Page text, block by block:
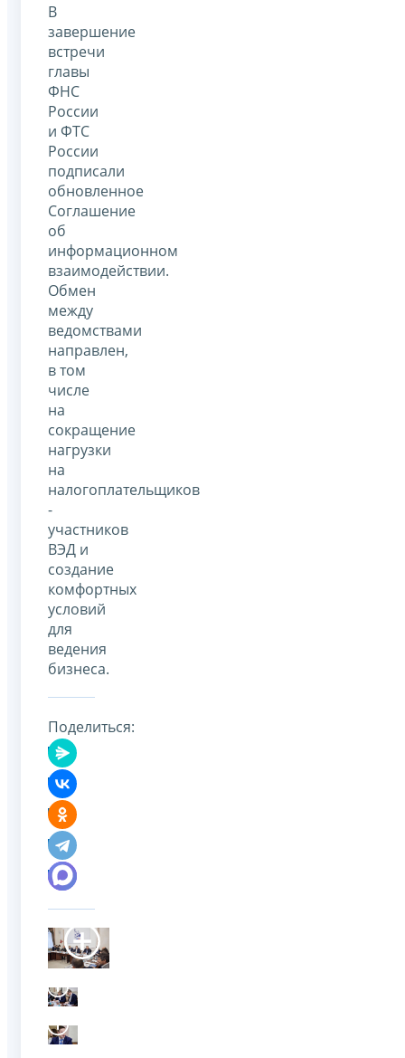
В
завершение
встречи
главы
ФНС
России
и ФТС
России
подписали
обновленное
Соглашение
об
информационном
взаимодействии.
Обмен
между
ведомствами
направлен,
в том
числе
на
сокращение
нагрузки
на
налогоплательщиков
-
участников
ВЭД и
создание
комфортных
условий
для
ведения
бизнеса.
Поделиться: